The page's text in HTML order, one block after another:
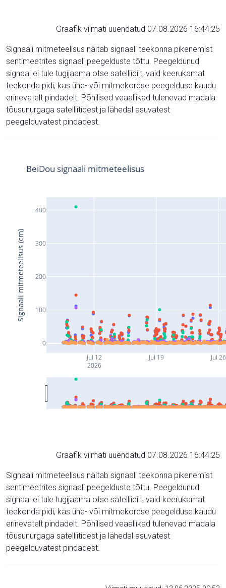
Graafik viimati uuendatud 07.08.2026 16:44:25
Signaali mitmeteelisus näitab signaali teekonna pikenemist
sentimeetrites signaali peegelduste tõttu. Peegeldunud
signaal ei tule tugijaama otse satelliidilt, vaid keerukamat
teekonda pidi, kas ühe- või mitmekordse peegelduse kaudu
erinevatelt pindadelt. Põhilised veaallikad tulenevad madala
tõusunurgaga satelliitidest ja lähedal asuvatest
peegelduvatest pindadest.
Jul 12
2026
Jul 19 Jul 26
0
100
200
300
400
BeiDou signaali mitmeteelisus
Signaali mitmeteelisus (cm)
Graafik viimati uuendatud 07.08.2026 16:44:25
Signaali mitmeteelisus näitab signaali teekonna pikenemist
sentimeetrites signaali peegelduste tõttu. Peegeldunud
signaal ei tule tugijaama otse satelliidilt, vaid keerukamat
teekonda pidi, kas ühe- või mitmekordse peegelduse kaudu
erinevatelt pindadelt. Põhilised veaallikad tulenevad madala
tõusunurgaga satelliitidest ja lähedal asuvatest
peegelduvatest pindadest.